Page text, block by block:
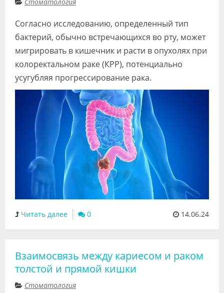
Согласно исследованию, определенный тип
бактерий, обычно встречающихся во рту, может
мигрировать в кишечник и расти в опухолях при
колоректальном раке (КРР), потенциально
усугубляя прогрессирование рака.
Читать далее 0 14.06.24
Взаимосвязь между кариесом и раком
толстой и прямой кишки
Стоматология